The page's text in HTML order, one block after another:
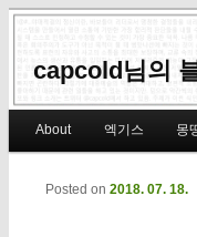
capcold님의
Skip to primary content
Skip to secondary
About 엑기스 몽
Posted on 2018. 07. 18.